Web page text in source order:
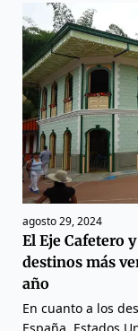
agosto 29, 2024
El Eje Cafetero
destinos más
año
En cuanto a los